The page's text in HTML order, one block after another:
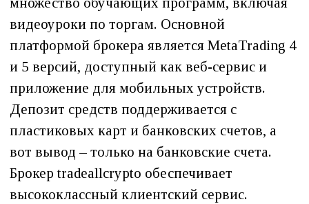
видеоуроки по торгам. Основной
платформой брокера является MetaTrading 4
и 5 версий, доступный как веб-сервис и
приложение для мобильных устройств.
Депозит средств поддерживается с
пластиковых карт и банковских счетов, а
вот вывод – только на банковские счета.
Брокер tradeallcrypto обеспечивает
высококлассный клиентский сервис.